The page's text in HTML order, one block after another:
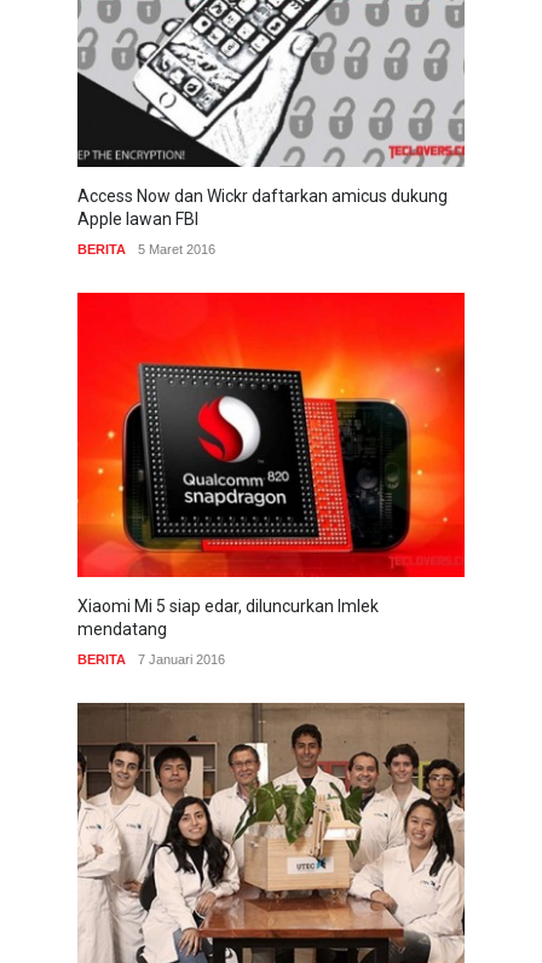
Access Now dan Wickr daftarkan amicus dukung
Apple lawan FBI
BERITA 5 Maret 2016
Xiaomi Mi 5 siap edar, diluncurkan Imlek
mendatang
BERITA 7 Januari 2016